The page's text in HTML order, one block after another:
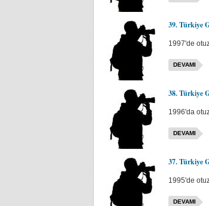
39. Türkiye
1997'de
DEVAMI
38. Türkiye
1996'da
DEVAMI
37. Türkiye
1995'de
DEVAMI